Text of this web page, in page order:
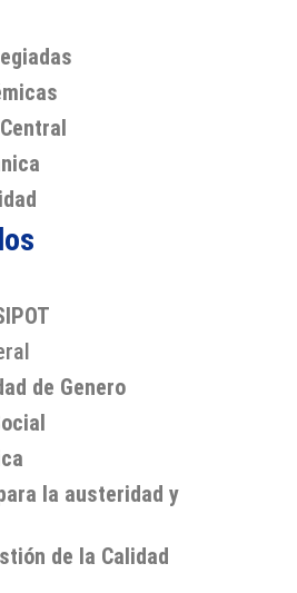
de Genero
la austeridad y
de la Calidad